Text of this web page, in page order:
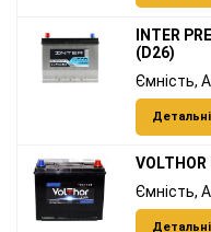
INTER
(D26)
Ємність,
Ємність,